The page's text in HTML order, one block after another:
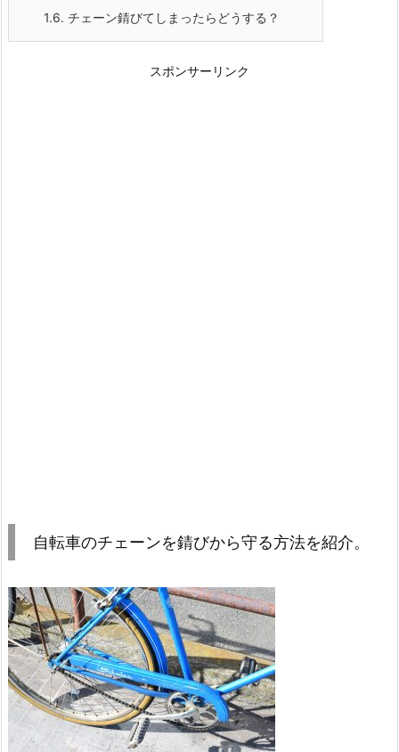
1.6. チェーン錆びてしまったらどうする？
スポンサーリンク
自転車のチェーンを錆びから守る方法を紹介。